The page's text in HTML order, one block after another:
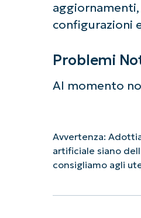
configurazioni
Problemi
Al momento
Avvertenza:
artificiale siano
consigliamo agli